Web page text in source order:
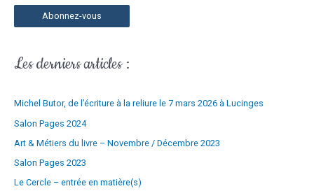
:m
i
l
Abonnez-vous
Les derniers articles :
Michel Butor, de l’écriture à la reliure le 7 mars 2026 à Lucinges
Salon Pages 2024
Art & Métiers du livre – Novembre / Décembre 2023
Salon Pages 2023
Le Cercle – entrée en matière(s)